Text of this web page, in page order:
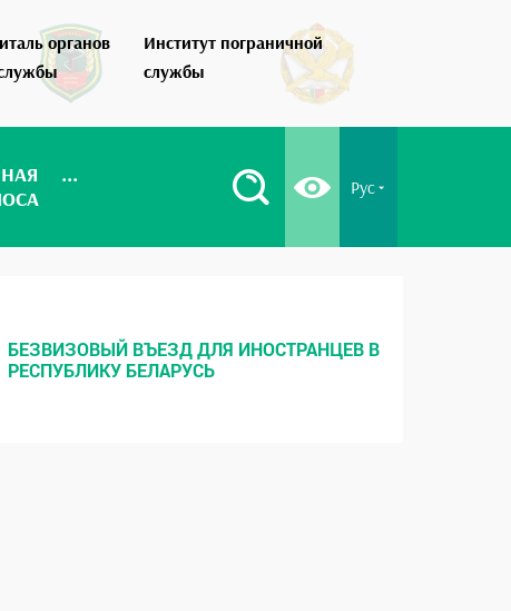
органов
Институт пограничной
службы
... Рус
БЕЗВИЗОВЫЙ ВЪЕЗД ДЛЯ ИНОСТРАНЦЕВ В
РЕСПУБЛИКУ БЕЛАРУСЬ